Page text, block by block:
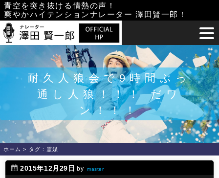
Skip
to
content
青空を突き抜ける情熱の声！
爽やかハイテンションナレーター 澤田賢一郎！
耐久人狼会で9時間ぶっ
通し人狼！！！ だワ
ン！！！
ホーム > タグ：霊媒
2015年12月29日 by master